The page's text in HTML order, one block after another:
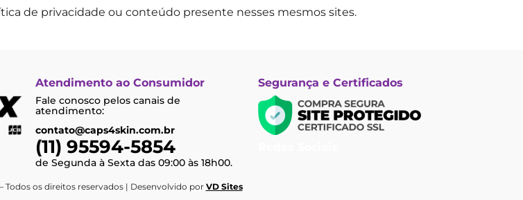
de privacidade ou conteúdo presente nesses mesmos sites.
Atendimento ao Consumidor
Fale conosco pelos canais de
atendimento:
contato@caps4skin.com.br
(11) 95594-5854
de Segunda à Sexta das 09:00 às 18h00.
Segurança e Certificados
Todos os direitos reservados | Desenvolvido por VD Sites